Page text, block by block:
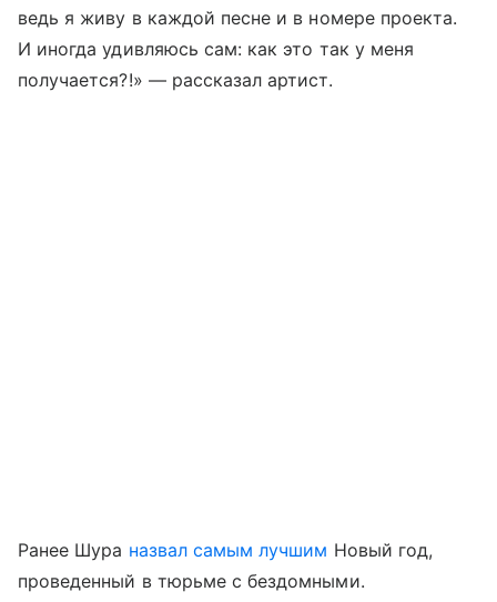
ведь я живу в каждой песне и в номере проекта.
И иногда удивляюсь сам: как это так у меня
получается?!» — рассказал артист.
Ранее Шура назвал самым лучшим Новый год,
проведенный в тюрьме с бездомными.